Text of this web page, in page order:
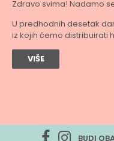
Zdravo svima! Nadamo
U predhodnih desetak
iz kojih ćemo distribuirati
VIŠE
BUDI